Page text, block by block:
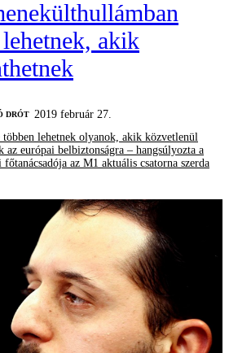
akik
DRÓT
2019 február 27.
lehetnek olyanok, akik közvetlenül
európai belbiztonságra – hangsúlyozta a
az M1 aktuális csatorna szerda